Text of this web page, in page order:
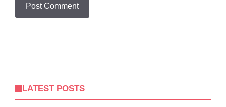
LATEST POSTS